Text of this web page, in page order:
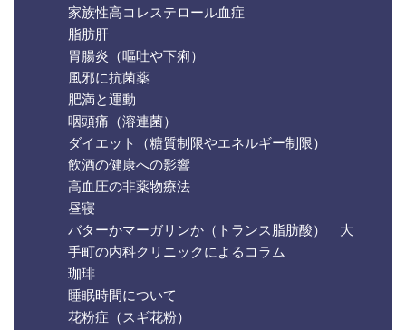
家族性高コレステロール血症
脂肪肝
胃腸炎（嘔吐や下痢）
風邪に抗菌薬
肥満と運動
咽頭痛（溶連菌）
ダイエット（糖質制限やエネルギー制限）
飲酒の健康への影響
高血圧の非薬物療法
昼寝
バターかマーガリンか（トランス脂肪酸）｜大
手町の内科クリニックによるコラム
珈琲
睡眠時間について
花粉症（スギ花粉）